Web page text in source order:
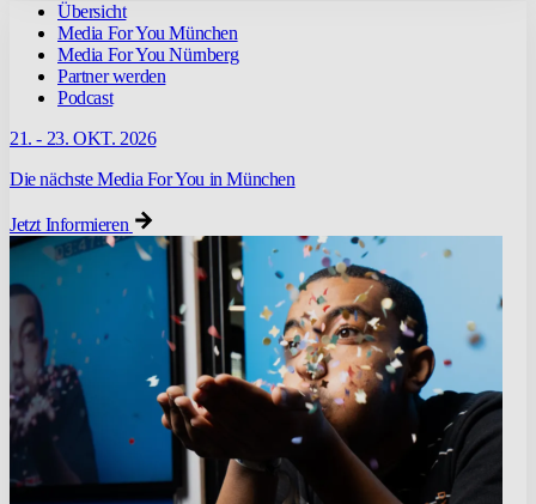
Übersicht
Media For You München
Media For You Nürnberg
Partner werden
Podcast
21. - 23. OKT. 2026
Die nächste Media For You in München
Jetzt Informieren